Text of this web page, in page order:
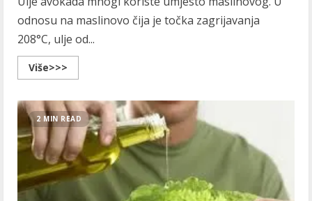
odnosu na maslinovo čija je točka zagrijavanja
208°C, ulje od...
Više>>>
more
avokada
2 MIN READ